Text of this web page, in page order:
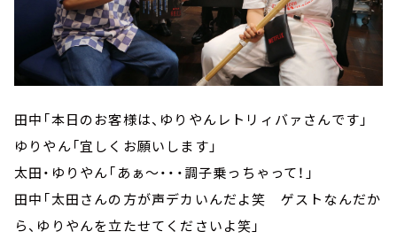
田中「本日のお客様は、ゆりやんレトリィバァさんです」
ゆりやん「宜しくお願いします」
太田・ゆりやん「あぁ～・・・調子乗っちゃって！」
田中「太田さんの方が声デカいんだよ笑 ゲストなんだか
ら、ゆりやんを立たせてくださいよ笑」